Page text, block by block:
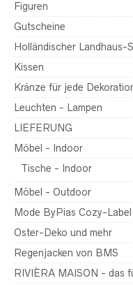
Figuren
Gutscheine
Holländischer Landhaus-
Kissen
Kränze für jede
Leuchten - Lampen
LIEFERUNG
Möbel - Indoor
Tische - Indoor
Möbel - Outdoor
Mode ByPias Cozy-Label
Oster-Deko und mehr
Regenjacken von BMS
RIVIÈRA MAISON - das